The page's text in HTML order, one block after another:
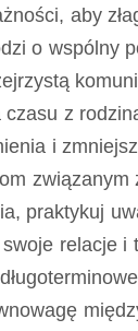
aby
o wspólny
z
i
praktykuj
relacje